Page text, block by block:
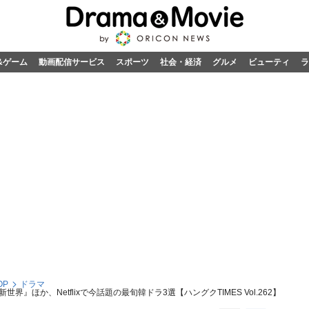
ゲーム 動画配信サービス スポーツ 社会・経済 グルメ ビューティ
ドラマ
界』ほか、Netflixで今話題の最旬韓ドラ3選【ハングクTIMES Vol.262】